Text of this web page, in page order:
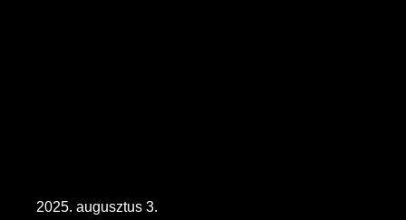
2025. augusztus 3.